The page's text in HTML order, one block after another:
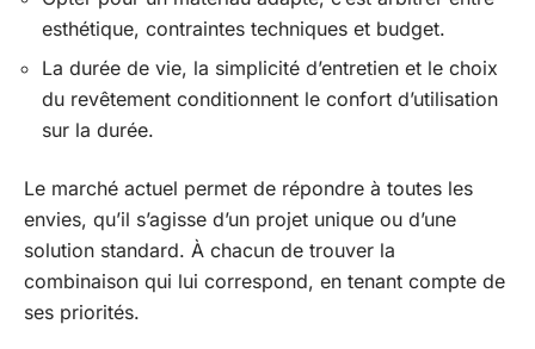
esthétique, contraintes techniques et budget.
La durée de vie, la simplicité d’entretien et le choix
du revêtement conditionnent le confort d’utilisation
sur la durée.
Le marché actuel permet de répondre à toutes les
envies, qu’il s’agisse d’un projet unique ou d’une
solution standard. À chacun de trouver la
combinaison qui lui correspond, en tenant compte de
ses priorités.